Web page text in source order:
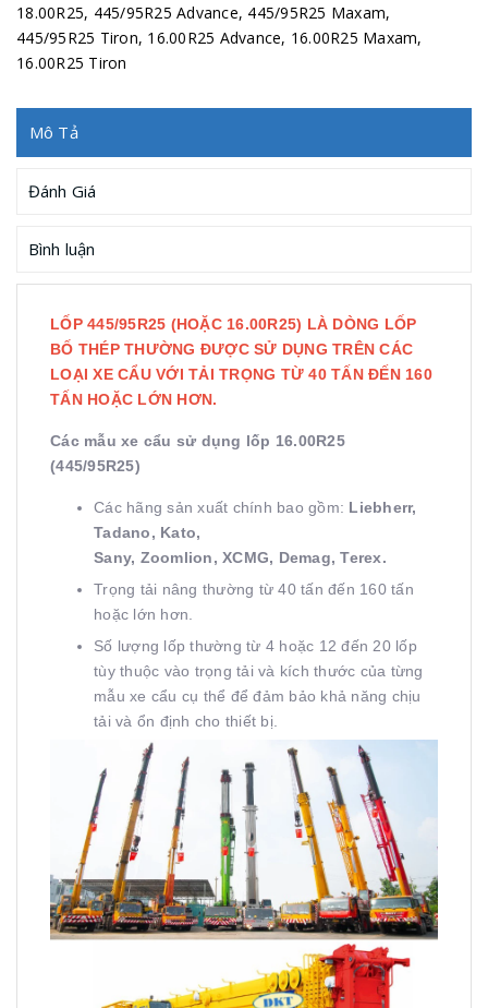
18.00R25, 445/95R25 Advance, 445/95R25 Maxam,
445/95R25 Tiron, 16.00R25 Advance, 16.00R25 Maxam,
16.00R25 Tiron
Mô Tả
Đánh Giá
Bình luận
LỐP 445/95R25 (HOẶC 16.00R25) LÀ DÒNG LỐP
BỐ THÉP THƯỜNG ĐƯỢC SỬ DỤNG TRÊN CÁC
LOẠI XE CẨU VỚI TẢI TRỌNG TỪ 40 TẤN ĐẾN 160
TẤN HOẶC LỚN HƠN.
Các mẫu xe cẩu sử dụng lốp 16.00R25
(445/95R25)
Các hãng sản xuất chính bao gồm: Liebherr,
Tadano, Kato,
Sany, Zoomlion, XCMG, Demag, Terex.
Trọng tải nâng thường từ 40 tấn đến 160 tấn
hoặc lớn hơn.
Số lượng lốp thường từ 4 hoặc 12 đến 20 lốp
tùy thuộc vào trọng tải và kích thước của từng
mẫu xe cẩu cụ thể để đảm bảo khả năng chịu
tải và ổn định cho thiết bị.